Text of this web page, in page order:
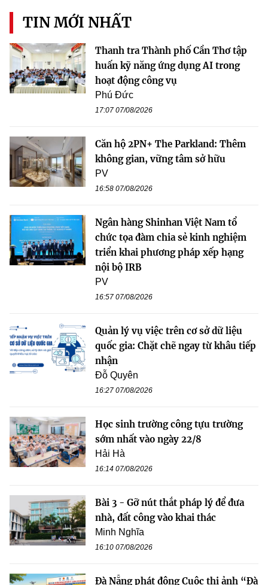
TIN MỚI NHẤT
Thanh tra Thành phố Cần Thơ tập
huấn kỹ năng ứng dụng AI trong
hoạt động công vụ
Phú Đức
17:07 07/08/2026
Căn hộ 2PN+ The Parkland: Thêm
không gian, vững tâm sở hữu
PV
16:58 07/08/2026
Ngân hàng Shinhan Việt Nam tổ
chức tọa đàm chia sẻ kinh nghiệm
triển khai phương pháp xếp hạng
nội bộ IRB
PV
16:57 07/08/2026
Quản lý vụ việc trên cơ sở dữ liệu
quốc gia: Chặt chẽ ngay từ khâu tiếp
nhận
Đỗ Quyên
16:27 07/08/2026
Học sinh trường công tựu trường
sớm nhất vào ngày 22/8
Hải Hà
16:14 07/08/2026
Bài 3 - Gỡ nút thắt pháp lý để đưa
nhà, đất công vào khai thác
Minh Nghĩa
16:10 07/08/2026
Đà Nẵng phát động Cuộc thi ảnh “Đà